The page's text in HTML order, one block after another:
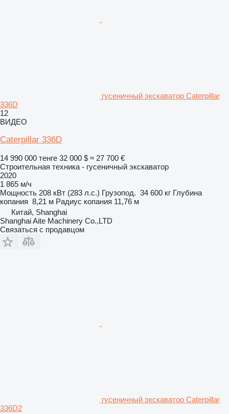
гусеничный экскаватор Caterpillar
336D
12
ВИДЕО
Caterpillar 336D
14 990 000 тенге 32 000 $ ≈ 27 700 €
Строительная техника - гусеничный экскаватор
2020
1 865 м/ч
Мощность 208 кВт (283 л.с.) Грузопод. 34 600 кг Глубина
копания 8,21 м Радиус копания 11,76 м
Китай, Shanghai
Shanghai Aite Machinery Co.,LTD
Связаться с продавцом
гусеничный экскаватор Caterpillar
336D2